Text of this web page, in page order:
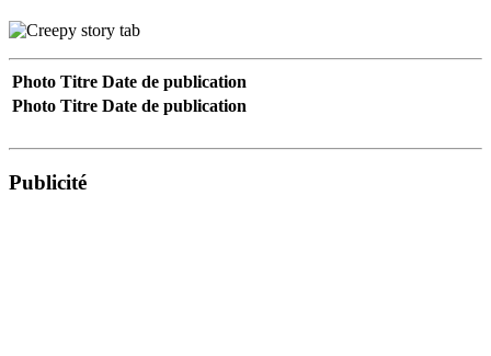
Photo Titre Date de publication
Photo Titre Date de publication
Publicité